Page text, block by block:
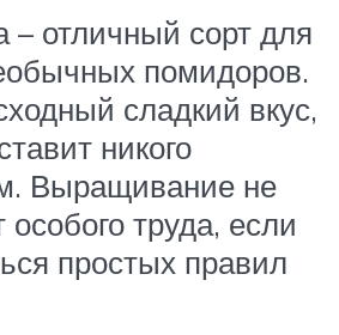
– отличный сорт для
помидоров.
сладкий вкус,
никого
Выращивание не
особого труда, если
простых правил